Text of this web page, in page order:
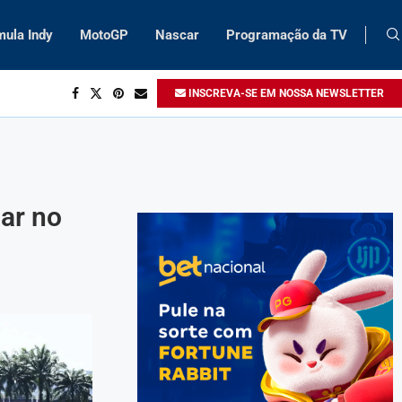
Indy MotoGP Nascar Programação da TV
INSCREVA-SE EM NOSSA NEWSLETTER
no